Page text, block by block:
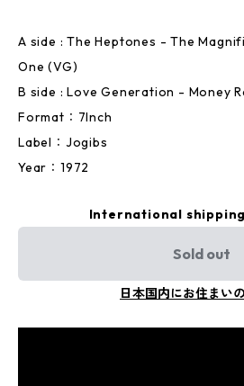
A side : The Heptones - The
One (VG)
B side : Love Generation - Money
Format：7Inch
Label：Jogibs
Year：1972
International
Sold out
日本国内にお住まい